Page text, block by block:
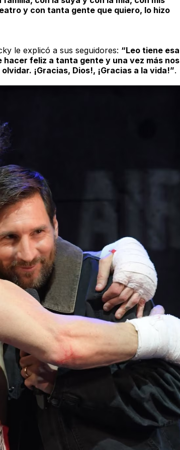
y con tanta gente que quiero, lo hizo
le explicó a sus seguidores: “Leo tiene esa
hacer feliz a tanta gente y una vez más nos
¡Gracias, Dios!, ¡Gracias a la vida!”.